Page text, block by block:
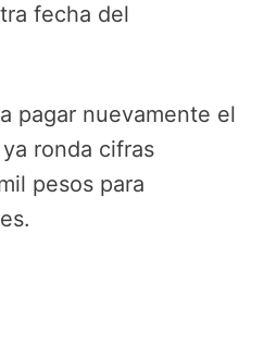
fecha del
pagar nuevamente el
ronda cifras
pesos para